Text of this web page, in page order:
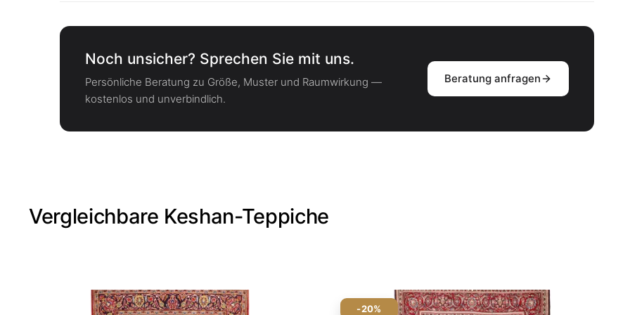
Noch unsicher? Sprechen Sie mit uns.
Persönliche Beratung zu Größe, Muster und Raumwirkung —
kostenlos und unverbindlich.
Beratung anfragen
Vergleichbare Keshan-Teppiche
-20%